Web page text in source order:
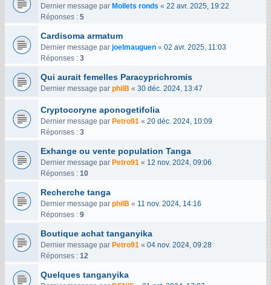
Dernier message par Mollets ronds « 22 avr. 2025, 19:22
Réponses : 5
Cardisoma armatum
Dernier message par joelmauguen « 02 avr. 2025, 11:03
Réponses : 3
Qui aurait femelles Paracyprichromis
Dernier message par philB « 30 déc. 2024, 13:47
Cryptocoryne aponogetifolia
Dernier message par Petro91 « 20 déc. 2024, 10:09
Réponses : 3
Exhange ou vente population Tanga
Dernier message par Petro91 « 12 nov. 2024, 09:06
Réponses : 10
Recherche tanga
Dernier message par philB « 11 nov. 2024, 14:16
Réponses : 9
Boutique achat tanganyika
Dernier message par Petro91 « 04 nov. 2024, 09:28
Réponses : 12
Quelques tanganyika